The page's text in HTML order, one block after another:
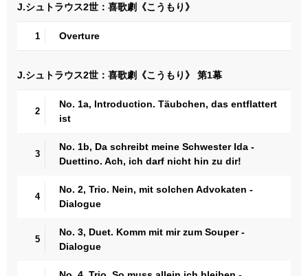
J.シュトラウス2世：喜歌劇《こうもり》
1 Overture
J.シュトラウス2世：喜歌劇《こうもり》 第1幕
2
No. 1a, Introduction. Täubchen, das entflattert
ist
3
No. 1b, Da schreibt meine Schwester Ida -
Duettino. Ach, ich darf nicht hin zu dir!
4
No. 2, Trio. Nein, mit solchen Advokaten -
Dialogue
5
No. 3, Duet. Komm mit mir zum Souper -
Dialogue